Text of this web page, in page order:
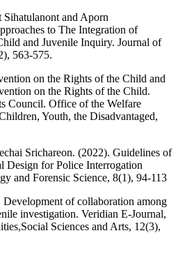
and Aporn
to The Integration of
and Juvenile Inquiry. Journal of
563-575.
on the Rights of the Child and
on the Rights of the Child.
Council. Office of the Welfare
Youth, the Disadvantaged,
Srichareon. (2022). Guidelines of
Design for Police Interrogation
and Forensic Science, 8(1), 94-113
of collaboration among
investigation. Veridian E-Journal,
Sciences and Arts, 12(3),